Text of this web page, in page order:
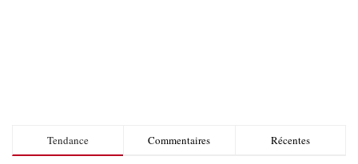
Tendance Commentaires Récentes